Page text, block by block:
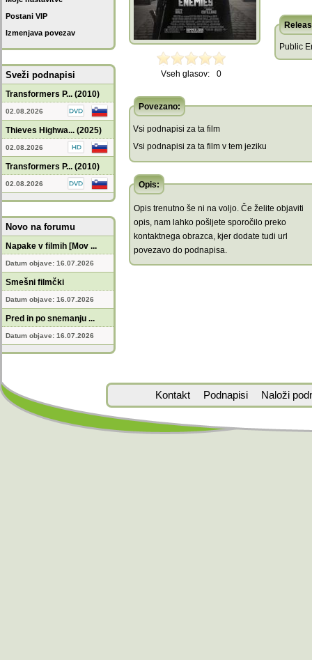
Postani VIP
Izmenjava povezav
Sveži podnapisi
Transformers P... (2010)
02.08.2026
Thieves Highwa... (2025)
02.08.2026
Transformers P... (2010)
02.08.2026
Novo na forumu
Napake v filmih [Mov ...
Datum objave: 16.07.2026
Smešni filmčki
Datum objave: 16.07.2026
Pred in po snemanju ...
Datum objave: 16.07.2026
Vseh glasov: 0
Public
Povezano:
Vsi podnapisi za ta film
Vsi podnapisi za ta film v tem jeziku
Opis:
Opis trenutno še ni na voljo. Če želite objaviti
opis, nam lahko pošljete sporočilo preko
kontaktnega obrazca, kjer dodate tudi url
povezavo do podnapisa.
Kontakt Podnapisi Naloži